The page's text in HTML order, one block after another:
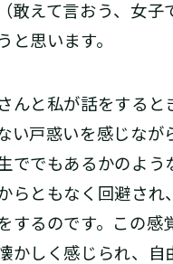
敢えて言おう、女
と思います。
んと私が話をすると
い戸惑いを感じな
ででもあるかのよ
らともなく回避さ
するのです。この感
かしく感じられ、自